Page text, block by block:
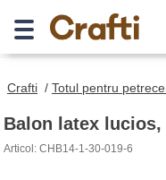
Crafti / Totul pentru
Balon latex lucios,
Articol: CHB14-1-30-019-6